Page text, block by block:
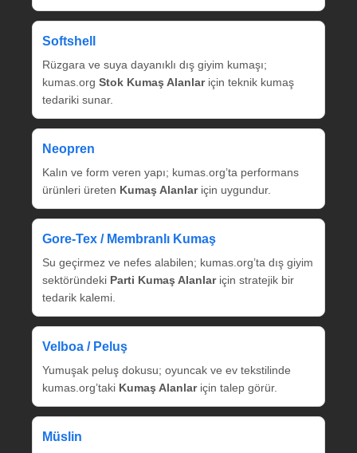
Softshell
Rüzgara ve suya dayanıklı dış giyim kumaşı;
kumas.org Stok Kumaş Alanlariçin teknik kumaş
tedariki sunar.
Neopren
Kalın ve form veren yapı; kumas.org’ta performans
ürünleri üreten Kumaş Alanlariçin uygundur.
Gore‑Tex / Membranlı Kumaş
Su geçirmez ve nefes alabilen; kumas.org’ta dış giyim
sektöründeki Parti Kumaş Alanlariçin stratejik bir
tedarik kalemi.
Velboa / Peluş
Yumuşak peluş dokusu; oyuncak ve ev tekstilinde
kumas.org’taki Kumaş Alanlariçin talep görür.
Müslin